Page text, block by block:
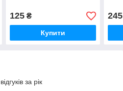
125₴
Купити
245
за рік